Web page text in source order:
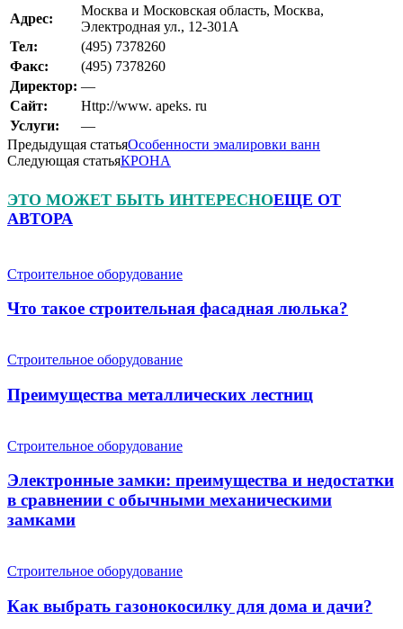
Адрес:
Москва и Московская область, Москва,
Электродная ул., 12-301А
Teл:
(495) 7378260
Факс:
(495) 7378260
Директор: —
Сайт:
Http://www. apeks. ru
Услуги:
—
Предыдущая статьяОсобенности эмалировки ванн
Следующая статьяКРОНА
ЭТО МОЖЕТ БЫТЬ ИНТЕРЕСНОЕЩЕ ОТ
АВТОРА
Строительное оборудование
Что такое строительная фасадная люлька?
Строительное оборудование
Преимущества металлических лестниц
Строительное оборудование
Электронные замки: преимущества и недостатки
в сравнении с обычными механическими
замками
Строительное оборудование
Как выбрать газонокосилку для дома и дачи?